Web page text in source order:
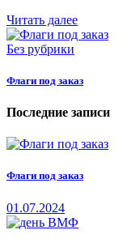
Читать далее
Без рубрики
Флаги под заказ
Последние записи
Флаги под заказ
01.07.2024